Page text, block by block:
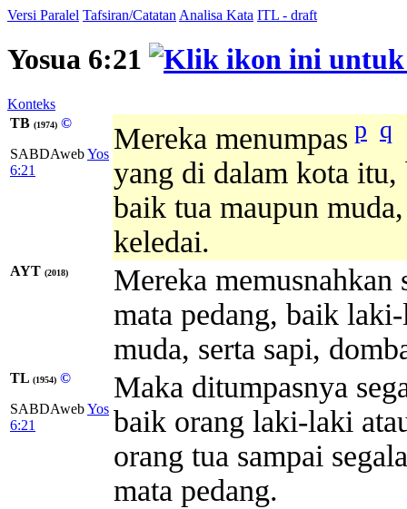
Versi Paralel Tafsiran/Catatan Analisa Kata ITL - draft
Yosua 6:21
Konteks
TB (1974) ©
SABDAwebYos
6:21
Mereka menumpas p q
yang di dalam kota
baik tua maupun
keledai.
AYT (2018)
Mereka memusnahkan
mata pedang, baik
muda, serta sapi,
TL (1954) ©
SABDAwebYos
6:21
Maka ditumpasnya
baik orang laki-laki
orang tua sampai
mata pedang.